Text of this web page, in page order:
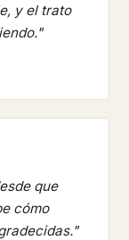
y el trato
que
cómo